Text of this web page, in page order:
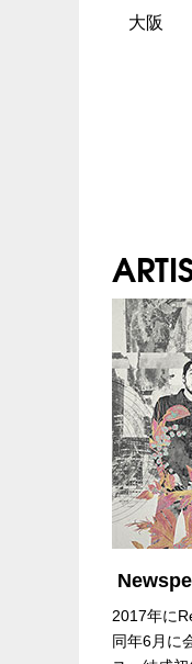
大阪
名古屋
2017年に
同年6月に